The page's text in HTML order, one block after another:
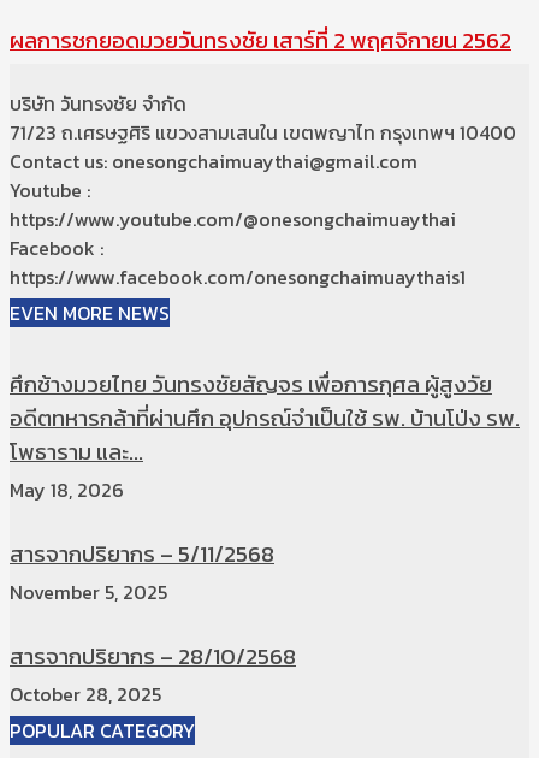
ผลการชกยอดมวยวันทรงชัย เสาร์ที่ 2 พฤศจิกายน 2562
บริษัท วันทรงชัย จำกัด
71/23 ถ.เศรษฐศิริ แขวงสามเสนใน เขตพญาไท กรุงเทพฯ 10400
Contact us: onesongchaimuaythai@gmail.com
Youtube :
https://www.youtube.com/@onesongchaimuaythai
Facebook :
https://www.facebook.com/onesongchaimuaythais1
EVEN MORE NEWS
ศึกช้างมวยไทย วันทรงชัยสัญจร เพื่อการกุศล ผู้สูงวัย
อดีตทหารกล้าที่ผ่านศึก อุปกรณ์จำเป็นใช้ รพ. บ้านโป่ง รพ.
โพธาราม และ...
May 18, 2026
สารจากปริยากร – 5/11/2568
November 5, 2025
สารจากปริยากร – 28/10/2568
October 28, 2025
POPULAR CATEGORY